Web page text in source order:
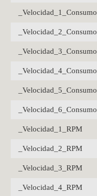
_Velocidad_1_Consumo
_Velocidad_2_Consumo
_Velocidad_3_Consumo
_Velocidad_4_Consumo
_Velocidad_5_Consumo
_Velocidad_6_Consumo
_Velocidad_1_RPM
_Velocidad_2_RPM
_Velocidad_3_RPM
_Velocidad_4_RPM